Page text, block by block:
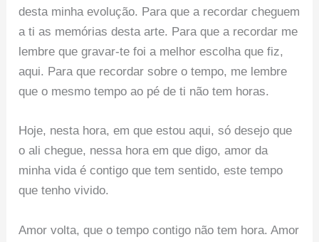
desta minha evolução. Para que a recordar cheguem
a ti as memórias desta arte. Para que a recordar me
lembre que gravar-te foi a melhor escolha que fiz,
aqui. Para que recordar sobre o tempo, me lembre
que o mesmo tempo ao pé de ti não tem horas.
Hoje, nesta hora, em que estou aqui, só desejo que
o ali chegue, nessa hora em que digo, amor da
minha vida é contigo que tem sentido, este tempo
que tenho vivido.
Amor volta, que o tempo contigo não tem hora. Amor